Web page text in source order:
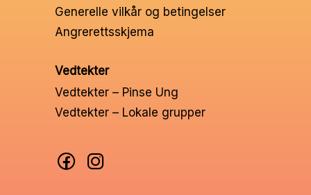
Generelle vilkår og betingelser
Angrerettsskjema
Vedtekter
Vedtekter – Pinse Ung
Vedtekter – Lokale grupper